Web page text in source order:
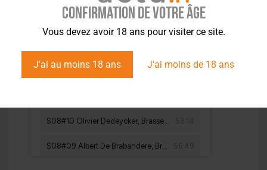
Confirmation de votre âge
Vous devez avoir 18 ans pour visiter ce site.
J'ai au moins 18 ans J'ai moins de 18 ans